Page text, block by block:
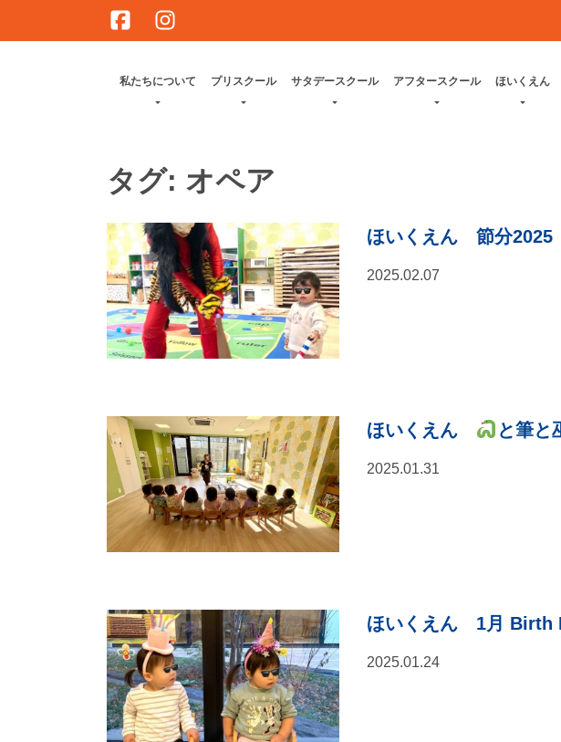
私たちについて プリスクール サタデースクール アフタースクール ほいくえん
タグ: オペア
ほいくえん 節分2025
2025.02.07
ほいくえん と筆と
2025.01.31
ほいくえん 1月 Birth
2025.01.24